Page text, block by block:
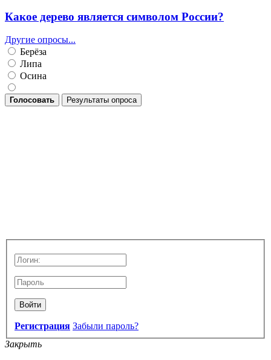
Какое дерево является символом России?
Другие опросы...
Берёза
Липа
Осина
Голосовать Результаты опроса
Войти
Регистрация Забыли пароль?
Закрыть